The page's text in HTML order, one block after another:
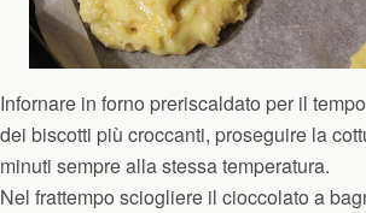
Infornare in forno preriscaldato per il
dei biscotti più croccanti, proseguire la
minuti sempre alla stessa temperatura.
Nel frattempo sciogliere il cioccolato a